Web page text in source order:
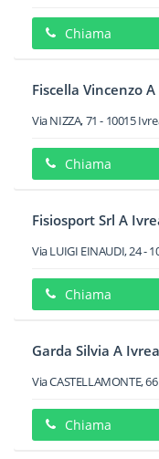
Chiama
Fiscella Vincenzo
Via NIZZA, 71 - 10015
Chiama
Fisiosport Srl A
Via LUIGI EINAUDI, 24-
Chiama
Garda Silvia A Ivrea
Via CASTELLAMONTE, 66
Chiama